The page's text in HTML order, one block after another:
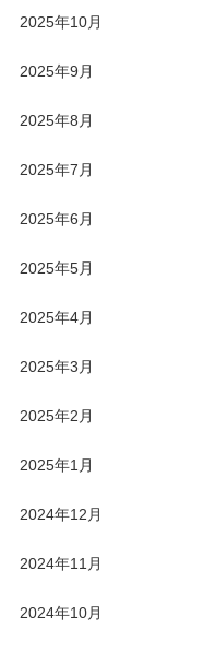
2025年10月
2025年9月
2025年8月
2025年7月
2025年6月
2025年5月
2025年4月
2025年3月
2025年2月
2025年1月
2024年12月
2024年11月
2024年10月